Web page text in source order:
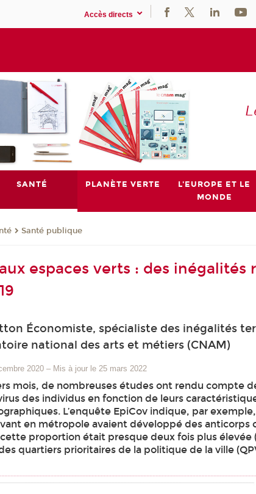
Accès directs
SANTÉ PLANÈTE VERTE
L'EUROPE ET LE
MONDE
Santé publique
espaces verts : des inégalités
Économiste, spécialiste des inégalités
national des arts et métiers (CNAM)
2020 – Mis à jour le 25 mars 2022
mois, de nombreuses études ont rendu compte
des individus en fonction de leurs
L’enquête EpiCov indique, par
en métropole avaient développé des anticorps
proportion était presque deux fois plus élevée
quartiers prioritaires de la politique de la ville